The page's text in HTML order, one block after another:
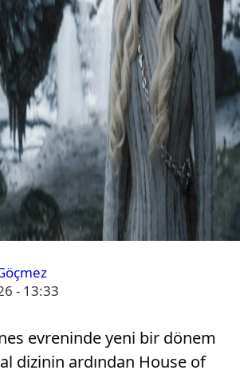
- 13:33
evreninde yeni bir dönem
dizinin ardından House of